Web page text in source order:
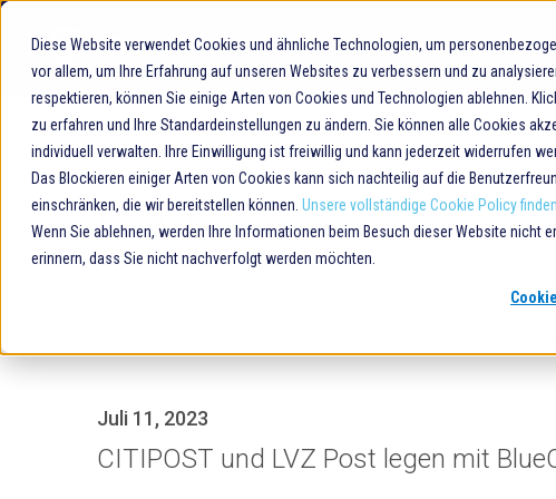
Diese Website verwendet Cookies und ähnliche Technologien, um
vor allem, um Ihre Erfahrung auf unseren Websites zu verbessern und zu
respektieren, können Sie einige Arten von Cookies und Technologien ablehnen.
zu erfahren und Ihre Standardeinstellungen zu ändern. Sie können alle Cookies
individuell verwalten. Ihre Einwilligung ist freiwillig und kann jederzeit widerrufen
Das Blockieren einiger Arten von Cookies kann sich nachteilig auf die
einschränken, die wir bereitstellen können. Unsere vollständige Cookie Policy
Wenn Sie ablehnen, werden Ihre Informationen beim Besuch dieser Website
erinnern, dass Sie nicht nachverfolgt werden möchten.
Home Über
Home Unternehmen Newsroom
Newsroom
This is a search field with an auto-
There are no suggestions because the search
Juli 11, 2023
CITIPOST und LVZ Post legen mit